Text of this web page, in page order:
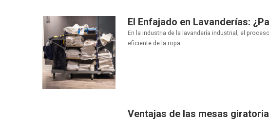
El Enfajado en Lavanderías:
En la industria de la lavandería industrial, el
eficiente de la ropa...
Ventajas de las mesas